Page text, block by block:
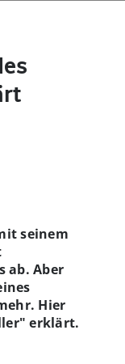
seinem
ab. Aber
Hier
erklärt.